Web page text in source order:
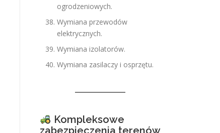
ogrodzeniowych.
Wymiana przewodów
elektrycznych.
Wymiana izolatorów.
Wymiana zasilaczy i osprzętu.
Kompleksowe
zabezpieczenia terenów